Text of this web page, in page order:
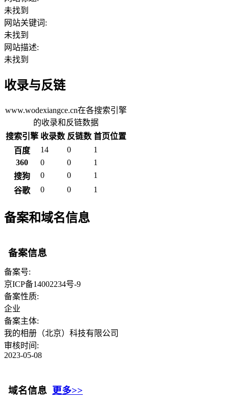
未找到
网站关键词:
未找到
网站描述:
未找到
收录与反链
www.wodexiangce.cn在各搜索引擎
的收录和反链数据
搜索引擎 收录数 反链数 首页位置
百度
14 0
1
360
0 0
1
搜狗
0 0
1
谷歌
0 0 1
备案和域名信息
备案信息
备案号:
京ICP备14002234号-9
备案性质:
企业
备案主体:
我的相册（北京）科技有限公司
审核时间:
2023-05-08
域名信息 更多>>